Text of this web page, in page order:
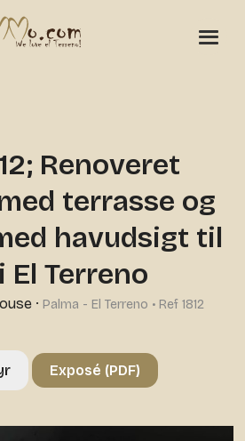
Renoveret
terrasse og
havudsigt til
El Terreno
· Palma - El Terreno • Ref 1812
Exposé (PDF)